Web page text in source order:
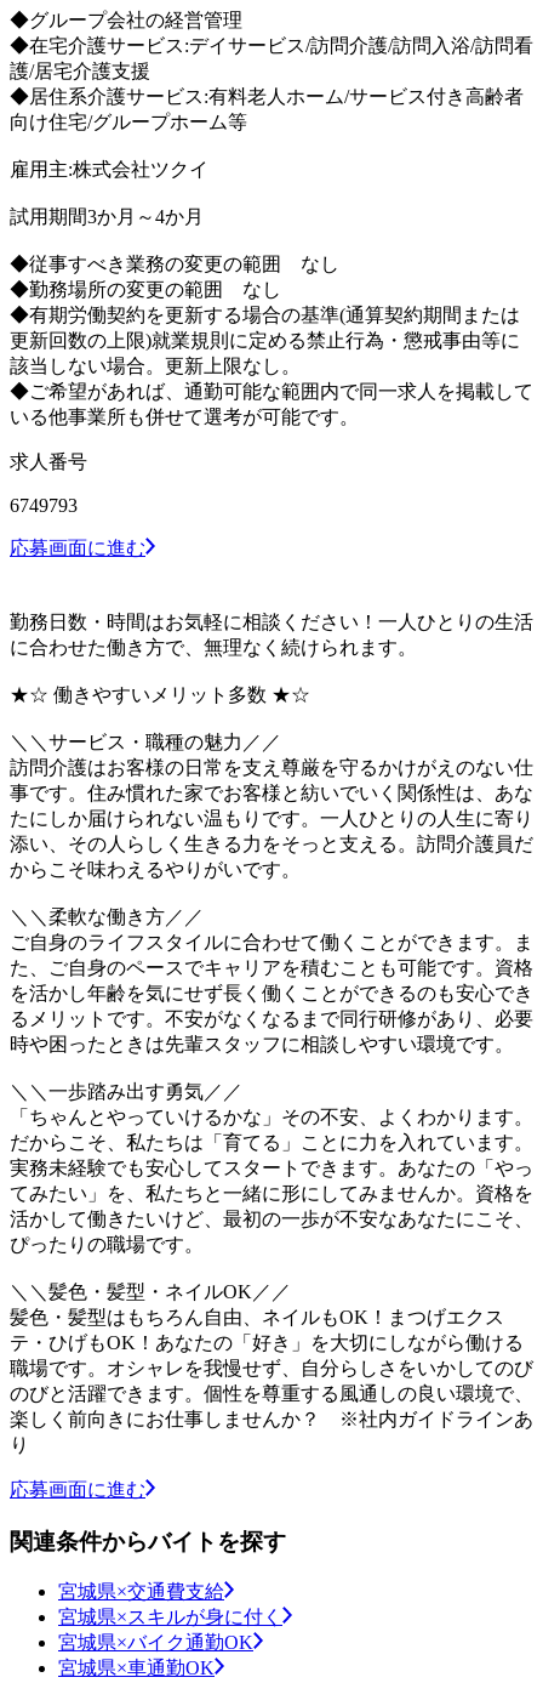
◆グループ会社の経営管理
◆在宅介護サービス:デイサービス/訪問介護/訪問入浴/訪問看
護/居宅介護支援
◆居住系介護サービス:有料老人ホーム/サービス付き高齢者
向け住宅/グループホーム等
雇用主:株式会社ツクイ
試用期間3か月～4か月
◆従事すべき業務の変更の範囲 なし
◆勤務場所の変更の範囲 なし
◆有期労働契約を更新する場合の基準(通算契約期間または
更新回数の上限)就業規則に定める禁止行為・懲戒事由等に
該当しない場合。更新上限なし。
◆ご希望があれば、通勤可能な範囲内で同一求人を掲載して
いる他事業所も併せて選考が可能です。
求人番号
6749793
応募画面に進む
勤務日数・時間はお気軽に相談ください！一人ひとりの生活
に合わせた働き方で、無理なく続けられます。
★☆ 働きやすいメリット多数 ★☆
＼＼サービス・職種の魅力／／
訪問介護はお客様の日常を支え尊厳を守るかけがえのない仕
事です。住み慣れた家でお客様と紡いでいく関係性は、あな
たにしか届けられない温もりです。一人ひとりの人生に寄り
添い、その人らしく生きる力をそっと支える。訪問介護員だ
からこそ味わえるやりがいです。
＼＼柔軟な働き方／／
ご自身のライフスタイルに合わせて働くことができます。ま
た、ご自身のペースでキャリアを積むことも可能です。資格
を活かし年齢を気にせず長く働くことができるのも安心でき
るメリットです。不安がなくなるまで同行研修があり、必要
時や困ったときは先輩スタッフに相談しやすい環境です。
＼＼一歩踏み出す勇気／／
「ちゃんとやっていけるかな」その不安、よくわかります。
だからこそ、私たちは「育てる」ことに力を入れています。
実務未経験でも安心してスタートできます。あなたの「やっ
てみたい」を、私たちと一緒に形にしてみませんか。資格を
活かして働きたいけど、最初の一歩が不安なあなたにこそ、
ぴったりの職場です。
＼＼髪色・髪型・ネイルOK／／
髪色・髪型はもちろん自由、ネイルもOK！まつげエクス
テ・ひげもOK！あなたの「好き」を大切にしながら働ける
職場です。オシャレを我慢せず、自分らしさをいかしてのび
のびと活躍できます。個性を尊重する風通しの良い環境で、
楽しく前向きにお仕事しませんか？ ※社内ガイドラインあ
り
応募画面に進む
関連条件からバイトを探す
宮城県×交通費支給
宮城県×スキルが身に付く
宮城県×バイク通勤OK
宮城県×車通勤OK